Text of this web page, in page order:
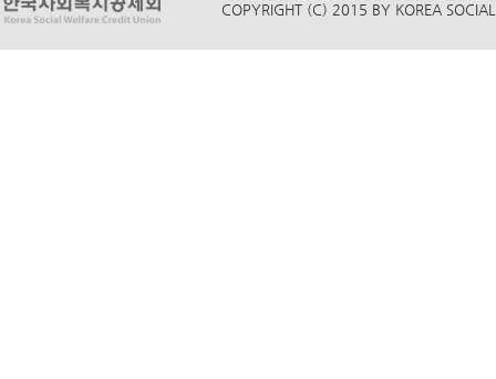
COPYRIGHT (C) 2015 BY KOREA SOCIAL